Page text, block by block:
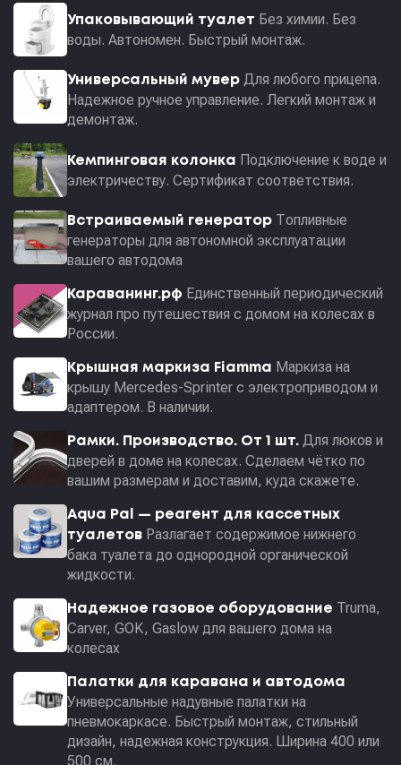
Упаковывающий туалет Без химии. Без
воды. Автономен. Быстрый монтаж.
Универсальный мувер Для любого прицепа.
Надежное ручное управление. Легкий монтаж и
демонтаж.
Кемпинговая колонка Подключение к воде и
электричеству. Сертификат соответствия.
Встраиваемый генератор Топливные
генераторы для автономной эксплуатации
вашего автодома
Караванинг.рф Единственный периодический
журнал про путешествия с домом на колесах в
России.
Крышная маркиза Fiamma Маркиза на
крышу Mercedes-Sprinter с электроприводом и
адаптером. В наличии.
Рамки. Производство. От 1 шт. Для люков и
дверей в доме на колесах. Сделаем чётко по
вашим размерам и доставим, куда скажете.
Aqua Pal — pеагент для кассетных
туалетов Разлагает содержимое нижнего
бака туалета до однородной органической
жидкости.
Надежное газовое оборудование Truma,
Carver, GOK, Gaslow для вашего дома на
колесах
Палатки для каравана и автодома
Универсальные надувные палатки на
пневмокаркасе. Быстрый монтаж, стильный
дизайн, надежная конструкция. Ширина 400 или
500 см.